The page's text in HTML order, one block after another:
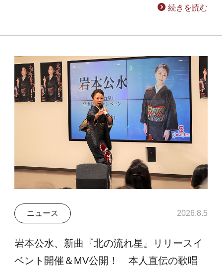
続きを読む
ニュース 2026.8.5
岩本公水、新曲『北の流れ星』リリースイ
ベント開催＆MV公開！ 本人直伝の歌唱